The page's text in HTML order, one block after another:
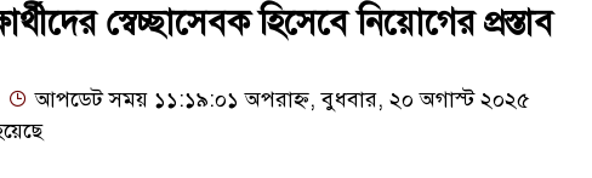
শেষ হতে পারে: ট্রাম্পস্বেচ্ছাসেবক হিসেবে নিয়োগের প্রস্তাব
আপডেট সময় ১১:১৯:০১ অপরাহ্ন, বুধবার, ২০ অগাস্ট ২০২৫